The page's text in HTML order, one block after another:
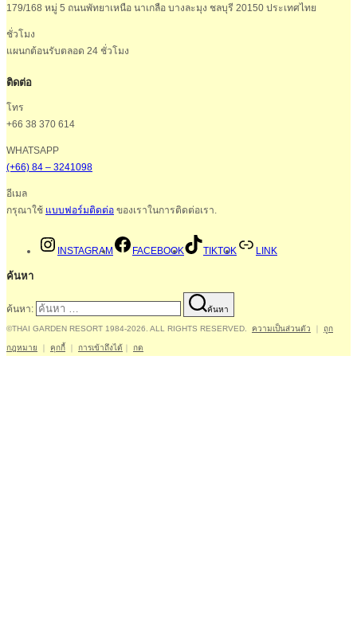
179/168 หมู่ 5 ถนนพัทยาเหนือ นาเกลือ บางละมุง ชลบุรี 20150 ประเทศไทย
ชั่วโมง
แผนกต้อนรับตลอด 24 ชั่วโมง
ติดต่อ
โทร
+66 38 370 614
WHATSAPP
(+66) 84 – 3241098
อีเมล
กรุณาใช้ แบบฟอร์มติดต่อ ของเราในการติดต่อเรา.
INSTAGRAM FACEBOOK TIKTOK LINK
ค้นหา
ค้นหา: ค้นหา
©THAI GARDEN RESORT 1984-2026. ALL RIGHTS RESERVED. ความเป็นส่วนตัว ถูก
กฎหมาย คุกกี้ การเข้าถึงได้ กด